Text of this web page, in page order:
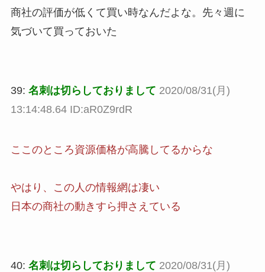
商社の評価が低くて買い時なんだよな。先々週に
気づいて買っておいた
39: 名刺は切らしておりまして 2020/08/31(月)
13:14:48.64 ID:aR0Z9rdR
ここのところ資源価格が高騰してるからな
やはり、この人の情報網は凄い
日本の商社の動きすら押さえている
40: 名刺は切らしておりまして 2020/08/31(月)